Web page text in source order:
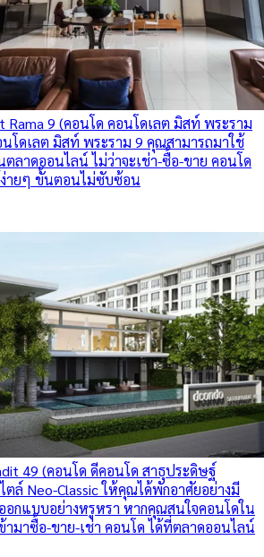
Rama 9 (คอนโด คอนโดเลต มิสท์ พระราม
โดเลต มิสท์ พระราม 9 คุณสามารถมาใช้
ตลาดออนไลน์ ไม่ว่าจะเช่า-ซื้อ-ขาย คอนโด
ง่ายๆ ขั้นตอนไม่ซับซ้อน
49 (คอนโด ดีคอนโด สาธุประดิษฐ์
ล์ Neo-Classic ให้คุณได้พักอาศัยอย่างมี
อกแบบอย่างหรูหรา หากคุณสนใจคอนโดใน
มาซื้อ-ขาย-เช่า คอนโด ได้ที่ตลาดออนไลน์